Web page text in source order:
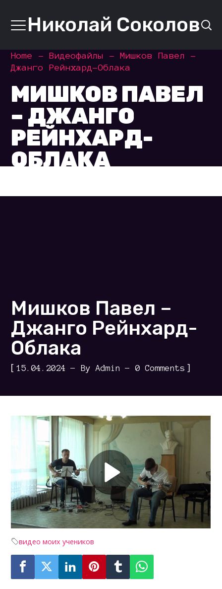
Николай Соколов
Home Видеофайлы
Мишков Павел –
Джанго Рейнхард-Облака
МИШКОВ ПАВЕЛ
– ДЖАНГО
РЕЙНХАРД-
ОБЛАКА
Мишков Павел –
Джанго Рейнхард-
Облака
[15.04.2024 ByAdmin 0 Comments ]
видео моих учеников